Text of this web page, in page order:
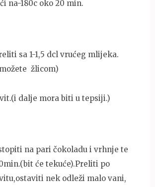
na-180c oko 20 min.
sa 1-1,5 dcl vrućeg mlijeka.
žlicom)
dalje mora biti u tepsiji.)
na pari čokoladu i vrhnje te
će tekuće).Preliti po
nek odleži malo vani,